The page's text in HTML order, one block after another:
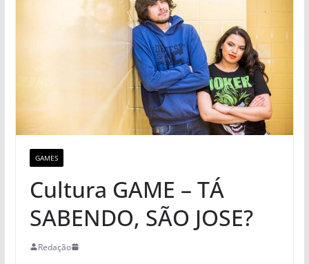
GAMES
Cultura GAME – TÁ
SABENDO, SÃO JOSE?
Redação